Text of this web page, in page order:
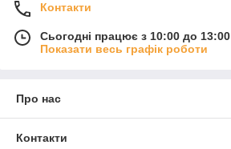
Контакти
Сьогодні працює з 10:00 до 13:00
Показати весь графік роботи
Про нас
Контакти